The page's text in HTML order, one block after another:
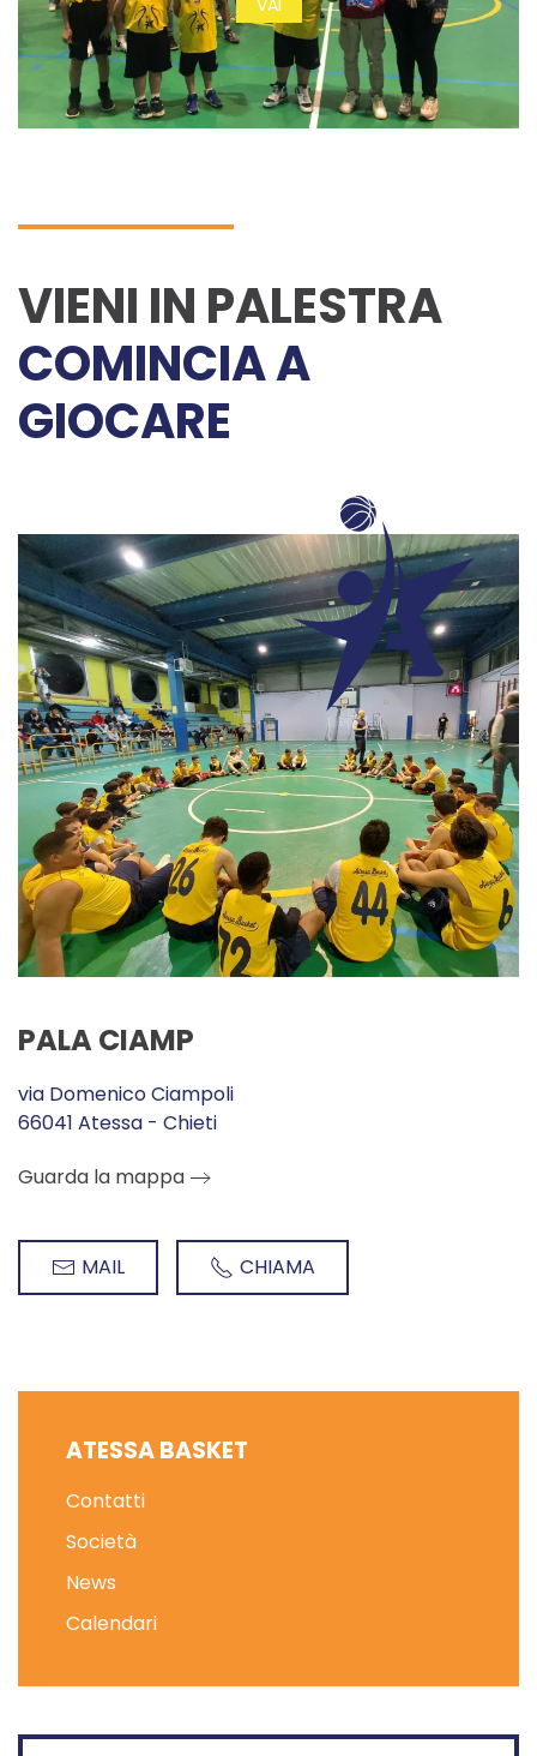
VIENI IN PALESTRA
COMINCIA A
GIOCARE
PALA CIAMP
via Domenico Ciampoli
66041 Atessa - Chieti
Guarda la mappa
MAIL CHIAMA
ATESSA BASKET
Contatti
Società
News
Calendari